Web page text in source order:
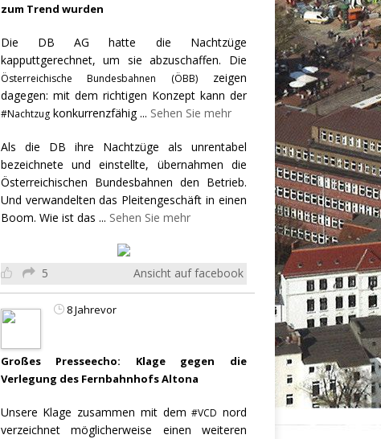
zum Trend wurden
Die DB AG hatte die Nachtzüge
kapputtgerechnet, um sie abzuschaffen. Die
Österreichische Bundesbahnen (ÖBB)zeigen
dagegen: mit dem richtigen Konzept kann der
#Nachtzugkonkurrenzfähig... Sehen Sie mehr
Als die DB ihre Nachtzüge als unrentabel
bezeichnete und einstellte, übernahmen die
Österreichischen Bundesbahnen den Betrieb.
Und verwandelten das Pleitengeschäft in einen
Boom. Wie ist das ... Sehen Sie mehr
5 Ansicht auf facebook
8 Jahrevor
Großes Presseecho: Klage gegen die
Verlegung des Fernbahnhofs Altona
Unsere Klage zusammen mit dem#VCD nord
verzeichnet möglicherweise einen weiteren